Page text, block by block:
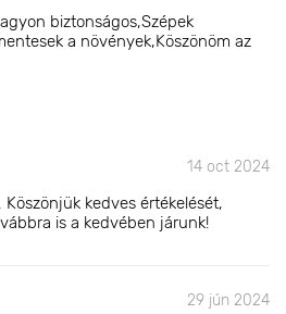
biztonságos,Szépek
a növények,Köszönöm az
14 oct 2024
kedves értékelését,
is a kedvében járunk!
29 jún 2024